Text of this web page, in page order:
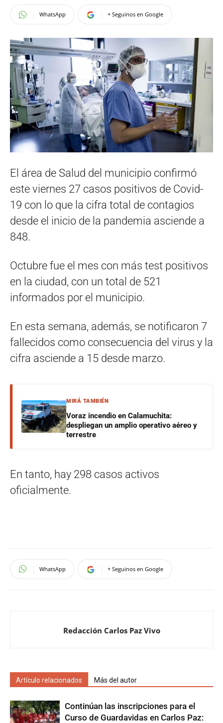
WhatsApp + Seguinos en Google
El área de Salud del municipio confirmó
este viernes 27 casos positivos de Covid-
19 con lo que la cifra total de contagios
desde el inicio de la pandemia asciende a
848.
Octubre fue el mes con más test positivos
en la ciudad, con un total de 521
informados por el municipio.
En esta semana, además, se notificaron 7
fallecidos como consecuencia del virus y la
cifra asciende a 15 desde marzo.
MIRÁ TAMBIÉN
Voraz incendio en Calamuchita:
despliegan un amplio operativo aéreo y
terrestre
En tanto, hay 298 casos activos
oficialmente.
WhatsApp + Seguinos en Google
Redacción Carlos Paz Vivo
Artículo relacionados Más del autor
Continúan las inscripciones para el
Curso de Guardavidas en Carlos Paz: